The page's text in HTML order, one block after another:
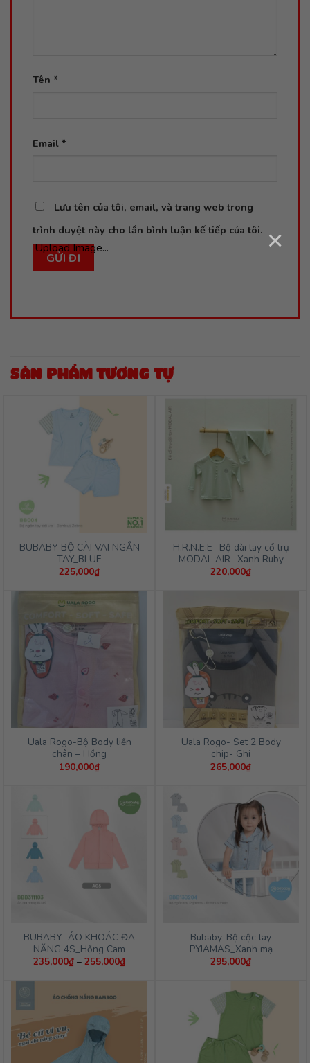
Upload Image... ×
Tên *
Email *
Lưu tên của tôi, email, và trang web trong
trình duyệt này cho lần bình luận kế tiếp của tôi.
SẢN PHẨM TƯƠNG TỰ
BUBABY-BỘ CÀI VAI NGẮN
TAY_BLUE
225,000₫
H.R.N.E.E- Bộ dài tay cổ trụ
MODAL AIR- Xanh Ruby
220,000₫
Uala Rogo-Bộ Body liền
chân – Hồng
190,000₫
Uala Rogo- Set 2 Body
chip- Ghi
265,000₫
BUBABY- ÁO KHOÁC ĐA
NĂNG 4S_Hồng Cam
235,000₫ – 255,000₫Khoảng
từ
Bubaby-Bộ cộc tay
PYJAMAS_Xanh mạ
295,000₫